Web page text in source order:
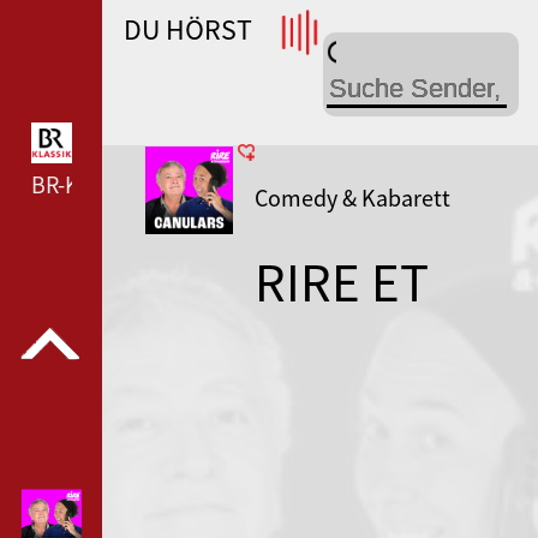
WDR 4 --- WDR 4 ---
BR-KLASSIK --- BR-KLASSIK ---
DU HÖRST
Comedy & Kabarett
RIRE ET